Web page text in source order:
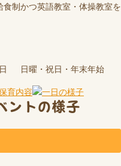
制かつ英語教室・体操教室を
日曜・祝日・年末年始
ントの様子